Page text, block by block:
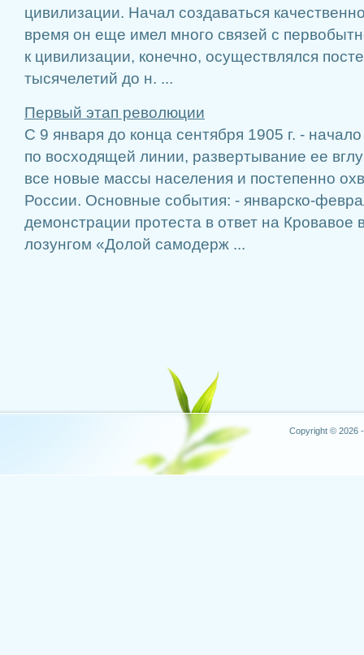
цивилизации. Начал создаваться
время он еще имел много связей с
к цивилизации, конечно, осуществлялся
тысячелетий до н. ...
Первый этап революции
С 9 января до конца сентября 1905 г. -
по восходящей линии, развертывание ее
все новые массы населения и постепенно
России. Основные события: - январско-
демонстрации протеста в ответ на Кровавое
лозунгом «Долой самодерж ...
Copyright © 2026